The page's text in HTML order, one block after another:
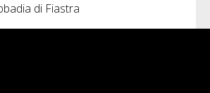
di Fiastra